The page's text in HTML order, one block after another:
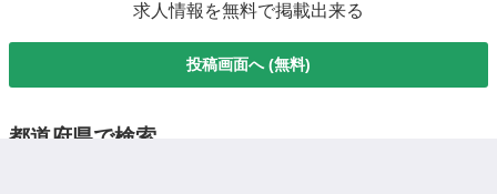
求人情報を無料で掲載出来る
投稿画面へ (無料)
都道府県で検索